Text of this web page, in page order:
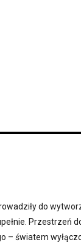
do
Przestrzeń
– światem